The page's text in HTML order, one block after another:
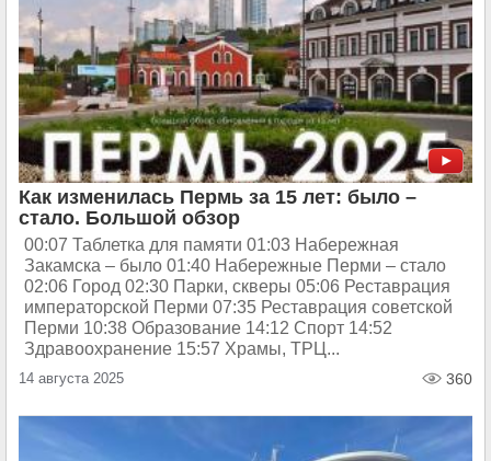
Как изменилась Пермь за 15 лет: было –
стало. Большой обзор
00:07 Таблетка для памяти 01:03 Набережная
Закамска – было 01:40 Набережные Перми – стало
02:06 Город 02:30 Парки, скверы 05:06 Реставрация
императорской Перми 07:35 Реставрация советской
Перми 10:38 Образование 14:12 Спорт 14:52
Здравоохранение 15:57 Храмы, ТРЦ...
14 августа 2025 360